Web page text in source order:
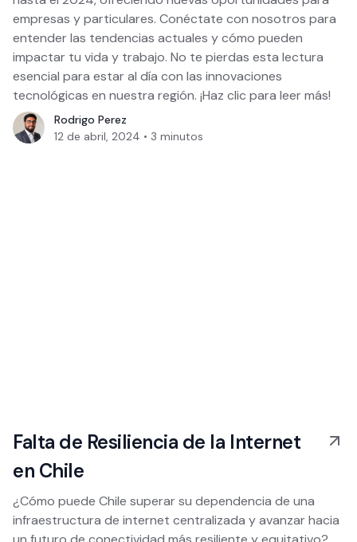
empresas y particulares. Conéctate con nosotros para
entender las tendencias actuales y cómo pueden
impactar tu vida y trabajo. No te pierdas esta lectura
esencial para estar al día con las innovaciones
tecnológicas en nuestra región. ¡Haz clic para leer más!
Rodrigo Perez
12 de abril, 2024 • 3 minutos
Falta de Resiliencia de la Internet
en Chile
¿Cómo puede Chile superar su dependencia de una
infraestructura de internet centralizada y avanzar hacia